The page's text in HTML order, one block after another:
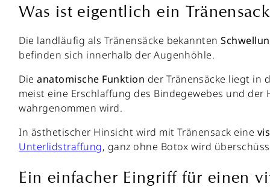
Was ist eigentlich ein
Die landläufig als Tränensäcke bekannten
befinden sich innerhalb der Augenhöhle.
Dieanatomische Funktion der Tränensäcke liegt
meist eine Erschlaffung des Bindegewebes und
wahrgenommen wird.
In ästhetischer Hinsicht wird mit Tränensack eine
Unterlidstraffung, ganz ohne Botox wird
Ein einfacher Eingriff für einen